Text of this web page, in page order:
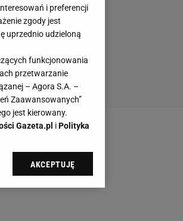
i preferencji
zgody jest
uprzednio udzieloną
funkcjonowania
przetwarzanie
– Agora S.A. –
Zaawansowanych”
jest kierowany.
Gazeta.pl iPolityka
sp. z o.o., jej
swoje preferencje
AKCEPTUJĘ